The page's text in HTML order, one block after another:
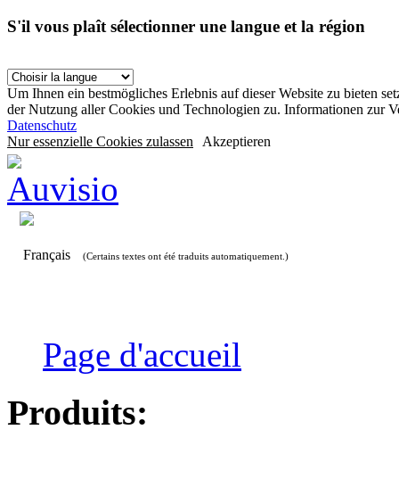
S'il vous plaît sélectionner une langue et la région
Um Ihnen ein bestmögliches Erlebnis auf dieser Website zu bieten
der Nutzung aller Cookies und Technologien zu. Informationen zur
Datenschutz
Nur essenzielle Cookies zulassen Akzeptieren
Français (Certains textes ont été traduits automatiquement.)
Page d'accueil
Produits: